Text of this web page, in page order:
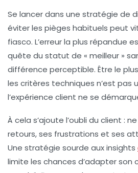
Se lancer dans une stratégie de
éviter les pièges habituels peut
fiasco. L’erreur la plus répandue
quête du statut de « meilleur »
différence perceptible. Être le
les critères techniques n’est pas
l’expérience client ne se
À cela s’ajoute l’oubli du client :
retours, ses frustrations et ses
Une stratégie sourde aux insights
limite les chances d’adapter son